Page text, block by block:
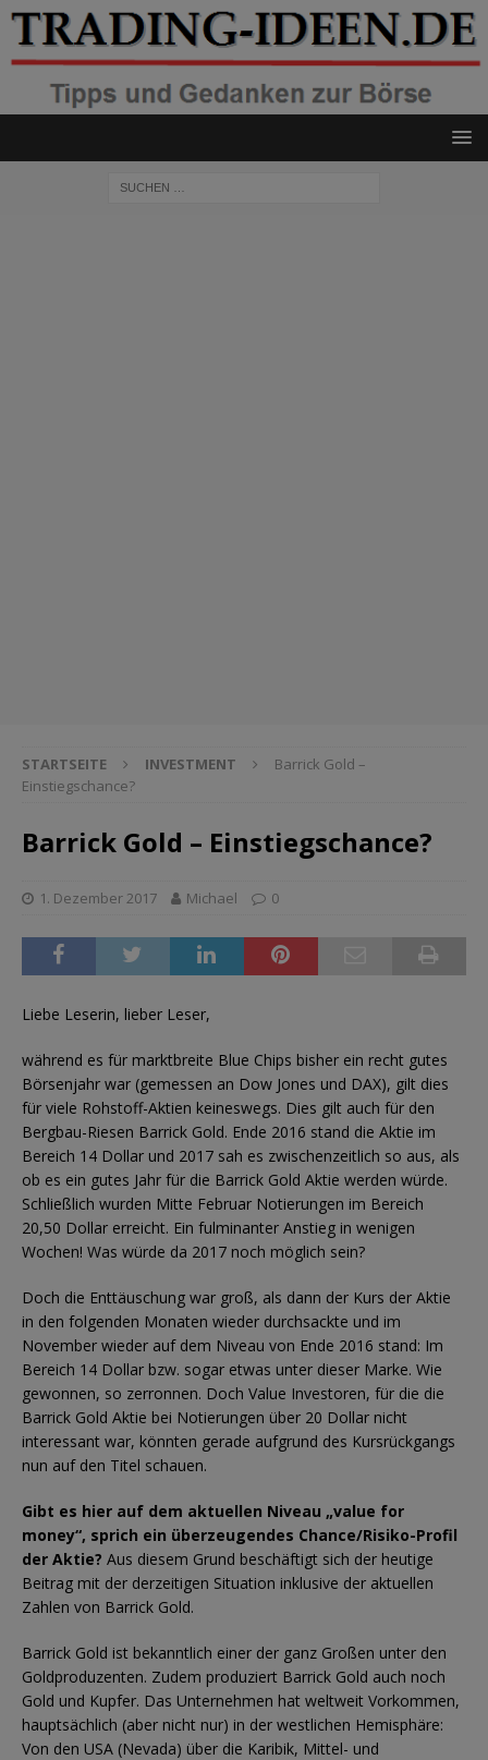
STARTSEITE INVESTMENT
Barrick Gold –
Einstiegschance?
Barrick Gold – Einstiegschance?
1. Dezember 2017 Michael 0
Liebe Leserin, lieber Leser,
während es für marktbreite Blue Chips bisher ein recht gutes
Börsenjahr war (gemessen an Dow Jones und DAX), gilt dies
für viele Rohstoff-Aktien keineswegs. Dies gilt auch für den
Bergbau-Riesen Barrick Gold. Ende 2016 stand die Aktie im
Bereich 14 Dollar und 2017 sah es zwischenzeitlich so aus, als
ob es ein gutes Jahr für die Barrick Gold Aktie werden würde.
Schließlich wurden Mitte Februar Notierungen im Bereich
20,50 Dollar erreicht. Ein fulminanter Anstieg in wenigen
Wochen! Was würde da 2017 noch möglich sein?
Doch die Enttäuschung war groß, als dann der Kurs der Aktie
in den folgenden Monaten wieder durchsackte und im
November wieder auf dem Niveau von Ende 2016 stand: Im
Bereich 14 Dollar bzw. sogar etwas unter dieser Marke. Wie
gewonnen, so zerronnen. Doch Value Investoren, für die die
Barrick Gold Aktie bei Notierungen über 20 Dollar nicht
interessant war, könnten gerade aufgrund des Kursrückgangs
nun auf den Titel schauen.
Gibt es hier auf dem aktuellen Niveau „value for
money“, sprich ein überzeugendes Chance/Risiko-Profil
der Aktie? Aus diesem Grund beschäftigt sich der heutige
Beitrag mit der derzeitigen Situation inklusive der aktuellen
Zahlen von Barrick Gold.
Barrick Gold ist bekanntlich einer der ganz Großen unter den
Goldproduzenten. Zudem produziert Barrick Gold auch noch
Gold und Kupfer. Das Unternehmen hat weltweit Vorkommen,
hauptsächlich (aber nicht nur) in der westlichen Hemisphäre:
Von den USA (Nevada) über die Karibik, Mittel- und